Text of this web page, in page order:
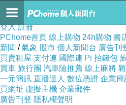
樂活時尚
登入 註冊
PChome首頁 線上購物 24h購物 書
新聞 /氣象 股市 個人新聞台 廣告刊
買賣租屋 支付連 國際連 Pi 拍錢包
買車 旅行團 汽車險推薦 線上麻將
一元簡訊 直播達人 數位憑證 企業簡
買網址 虛擬主機 企業郵件
廣告刊登 隱私權聲明